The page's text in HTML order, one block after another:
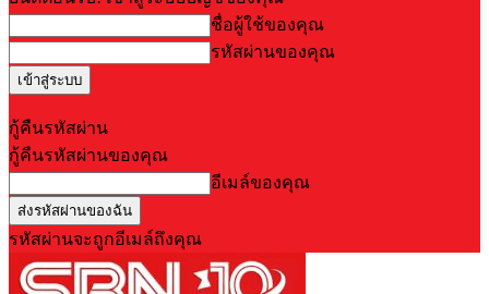
ชื่อผู้ใช้ของคุณ
รหัสผ่านของคุณ
กู้คืนรหัสผ่าน
กู้คืนรหัสผ่านของคุณ
อีเมล์ของคุณ
รหัสผ่านจะถูกอีเมล์ถึงคุณ